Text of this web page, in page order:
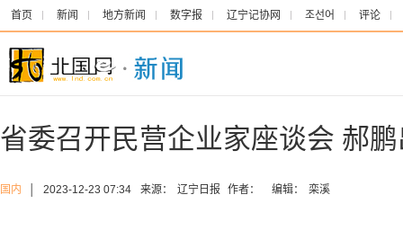
首页 新闻 地方新闻 数字报 辽宁记协网 조선어 评论
省委召开民营企业家座谈会 郝
国内 2023-12-23 07:34 来源： 辽宁日报 作者： 编辑： 栾溪